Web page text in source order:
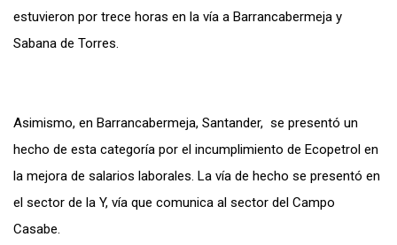
estuvieron por trece horas en la vía a Barrancabermeja y
Sabana de Torres.
Asimismo, en Barrancabermeja, Santander, se presentó un
hecho de esta categoría por el incumplimiento de Ecopetrol en
la mejora de salarios laborales. La vía de hecho se presentó en
el sector de la Y, vía que comunica al sector del Campo
Casabe.